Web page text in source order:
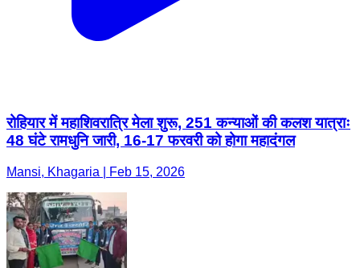
रोहियार में महाशिवरात्रि मेला शुरू, 251 कन्याओं की कलश यात्राः
48 घंटे रामधुनि जारी, 16-17 फरवरी को होगा महादंगल
Mansi, Khagaria | Feb 15, 2026